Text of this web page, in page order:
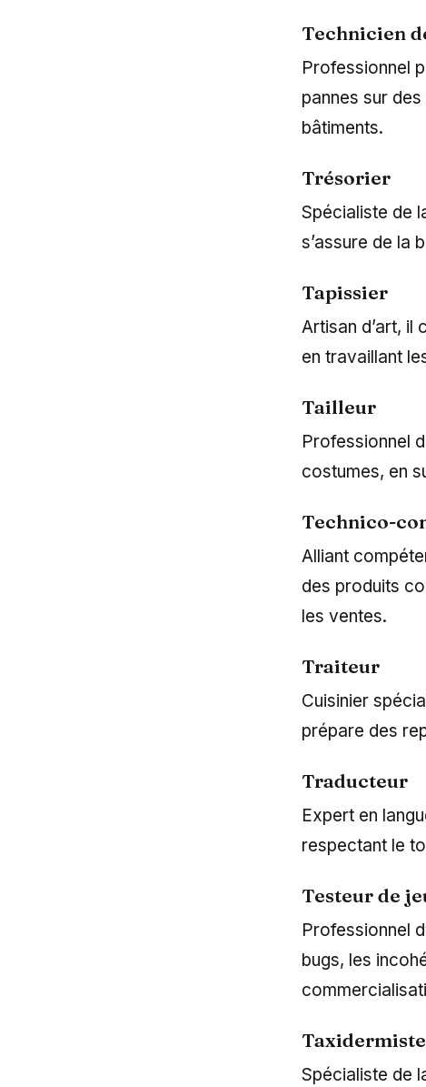
Technicien
Professionnel
pannes sur
bâtiments.
Trésorier
Spécialiste de
s’assure de la
Tapissier
Artisan d’art, il
en travaillant
Tailleur
Professionnel
costumes, en
Technico-
Alliant
des produits
les ventes.
Traiteur
Cuisinier
prépare des
Traducteur
Expert en
respectant le
Testeur de
Professionnel
bugs, les
Taxidermiste
Spécialiste de